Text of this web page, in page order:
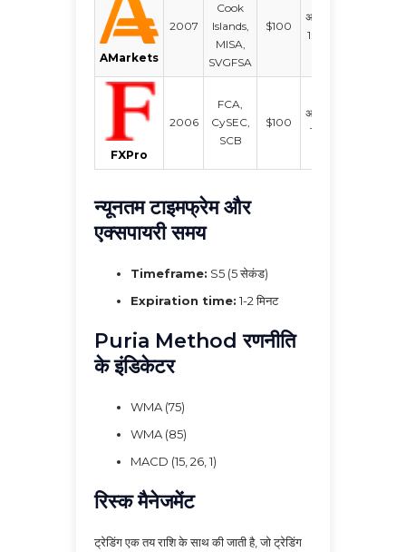
AMarkets
2007
Cook
Islands,
MISA,
SVGFSA
$100
अधिकतम
1:1000
FXPro
2006
FCA,
CySEC,
SCB
$100
अधिकतम
1:200
न्यूनतम टाइमफ्रेम और
एक्सपायरी समय
Timeframe: S5 (5 सेकंड)
Expiration time: 1-2 मिनट
Puria Method रणनीति
के इंडिकेटर
WMA (75)
WMA (85)
MACD (15, 26, 1)
रिस्क मैनेजमेंट
ट्रेडिंग एक तय राशि के साथ की जाती है, जो ट्रेडिंग